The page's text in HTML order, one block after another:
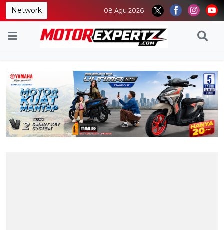
Network 08 Agu 2026